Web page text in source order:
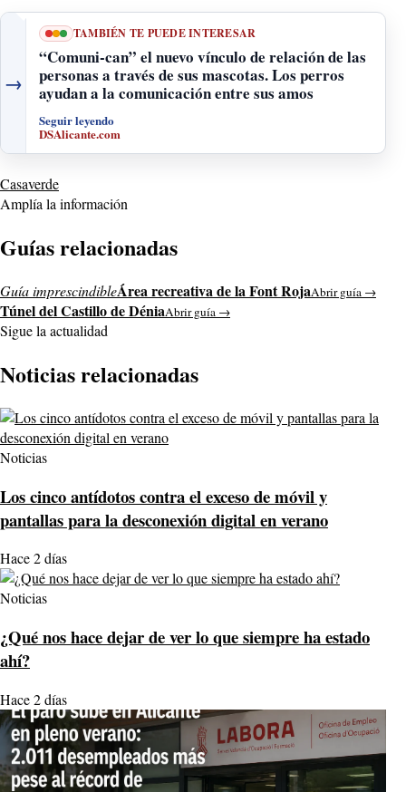
→
TAMBIÉN TE PUEDE INTERESAR
“Comuni-can” el nuevo vínculo de relación de las
personas a través de sus mascotas. Los perros
ayudan a la comunicación entre sus amos
Seguir leyendo
DSAlicante.com
Casaverde
Amplía la información
Guías relacionadas
Guía imprescindibleÁrea recreativa de la Font RojaAbrir guía →
Túnel del Castillo de DéniaAbrir guía →
Sigue la actualidad
Noticias relacionadas
Noticias
Los cinco antídotos contra el exceso de móvil y
pantallas para la desconexión digital en verano
Hace 2 días
Noticias
¿Qué nos hace dejar de ver lo que siempre ha estado
ahí?
Hace 2 días